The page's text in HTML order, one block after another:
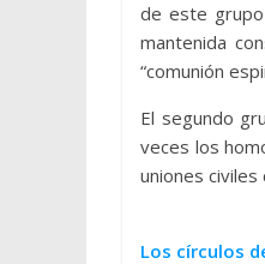
de este grupo
mantenida
“comunión
El segundo
veces los
uniones civiles
Los círculos